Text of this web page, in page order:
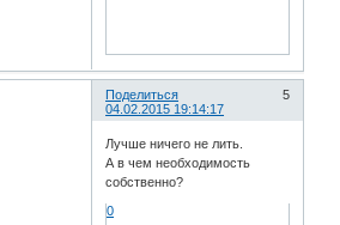
Поделиться
5
04.02.2015 19:14:17
Лучше ничего не лить.
А в чем необходимость
собственно?
0